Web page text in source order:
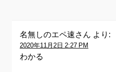
名無しのエペ速さん より:
2020年11月2日 2:27 PM
わかる